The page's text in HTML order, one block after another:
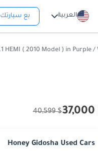
العربية بع سيارتك
$ 40,599
Honey Gidosha Used Cars